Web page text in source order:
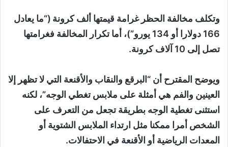
وتكلف مخالفة الحظر غرامة قيمتها ألف كرونة (“ما يعادل
166 دولارا أو 134 يورو”)، أما تكرار المخالفة فغرامتها
تصل إلى 10 آلاف كرونة.
ويوضح المقترح أن “البرقع والنقاب والأقنعة التي لا تظهر إلا
العينين والفم هي أمثلة على ملابس تغطي الوجه”، لكنه
استثنى تغطية الوجه بطريقة تجعل من التعرف على
الشخص أمرا ممكنا مثل ارتداء الملابس الشتوية أو
المعدات الرياضية أو الأقنعة في الاحتفالات.